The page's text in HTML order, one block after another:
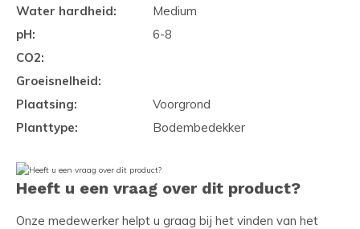
Water hardheid:
Medium
pH:
6-8
CO2:
Groeisnelheid:
Plaatsing:
Voorgrond
Planttype:
Bodembedekker
Heeft u een vraag over dit product?
Onze medewerker helpt u graag bij het vinden van het